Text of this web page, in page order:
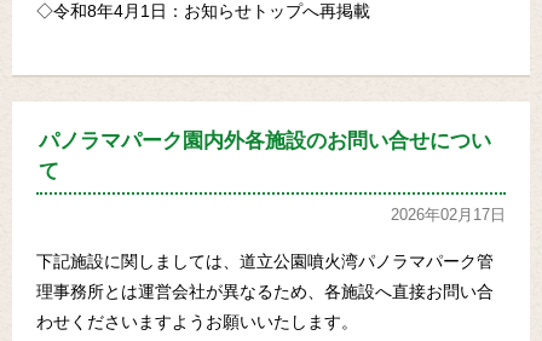
◇令和8年4月1日：お知らせトップへ再掲載
パノラマパーク園内外各施設のお問い合せについ
て
2026年02月17日
下記施設に関しましては、道立公園噴火湾パノラマパーク管
理事務所とは運営会社が異なるため、各施設へ直接お問い合
わせくださいますようお願いいたします。